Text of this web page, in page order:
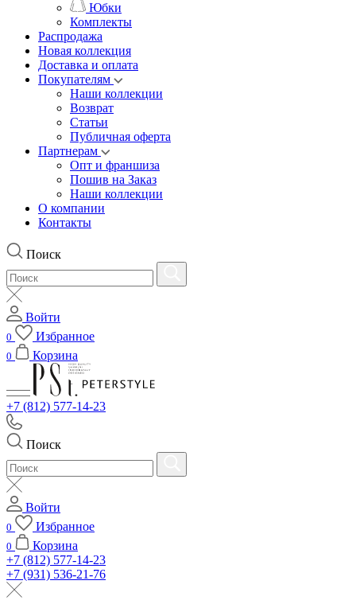
Юбки
Комплекты
Распродажа
Новая коллекция
Доставка и оплата
Покупателям
Наши коллекции
Возврат
Статьи
Публичная оферта
Партнерам
Опт и франшиза
Пошив на Заказ
Наши коллекции
О компании
Контакты
Поиск
Войти
0 Избранное
0 Корзина
+7 (812) 577-14-23
Поиск
Войти
0 Избранное
0
Корзина
+7 (812) 577-14-23
+7 (931) 536-21-76